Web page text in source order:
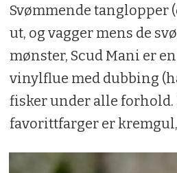
Svømmende tanglopper
ut, og vagger mens de
mønster, Scud Mani er
vinylflue med dubbing
fisker under alle forhold.
favorittfarger er